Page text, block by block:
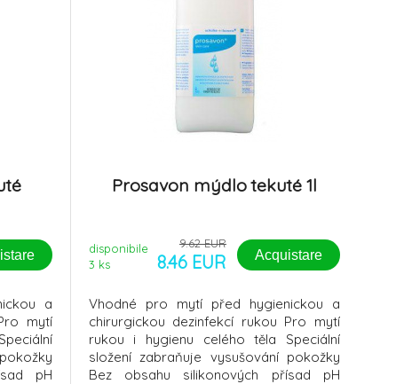
a
mytí
pH
Prosavon mýdlo tekuté 1l
disponibile
3 ks
9.62 EUR
8.46 EUR Acquistare
Vhodné pro mytí před hygienickou a
chirurgickou dezinfekcí rukou Pro mytí
rukou i hygienu celého těla Speciální
složení zabraňuje vysušování pokožky
Bez obsahu silikonových přísad pH